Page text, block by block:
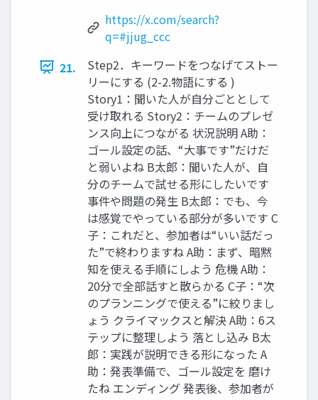
https://x.com/search?
q=#jjug_ccc
21.
Step2．キーワードをつなげてストー
リーにする (2-2.物語にする )
Story1：聞いた人が自分ごととして
受け取れる Story2：チームのプレゼ
ンス向上につながる 状況説明 A助：
ゴール設定の話、“大事です”だけだ
と弱いよね B太郎：聞いた人が、自
分のチームで試せる形にしたいです
事件や問題の発生 B太郎：でも、今
は感覚でやっている部分が多いです C
子：これだと、参加者は“いい話だっ
た”で終わりますね A助：まず、暗黙
知を使える手順にしよう 危機 A助：
20分で全部話すと散らかる C子：“次
のプランニングで使える”に絞りまし
ょう クライマックスと解決 A助：6ス
テップに整理しよう 落とし込み B太
郎：実践が説明できる形になった A
助：発表準備で、ゴール設定を 磨け
たね エンディング 発表後、参加者が